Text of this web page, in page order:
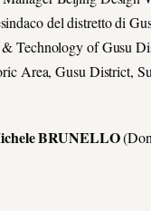
del distretto di
Technology of Gusu
Area, Gusu District,
BRUNELLO